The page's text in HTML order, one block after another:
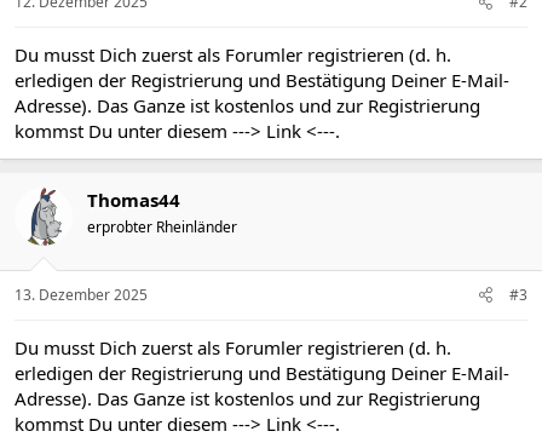
Du musst Dich zuerst als Forumler registrieren (d. h.
erledigen der Registrierung und Bestätigung Deiner E-Mail-
Adresse). Das Ganze ist kostenlos und zur Registrierung
kommst Du unter diesem ---> Link <---.
Thomas44
erprobter Rheinländer
13. Dezember 2025 #3
Du musst Dich zuerst als Forumler registrieren (d. h.
erledigen der Registrierung und Bestätigung Deiner E-Mail-
Adresse). Das Ganze ist kostenlos und zur Registrierung
kommst Du unter diesem ---> Link <---.